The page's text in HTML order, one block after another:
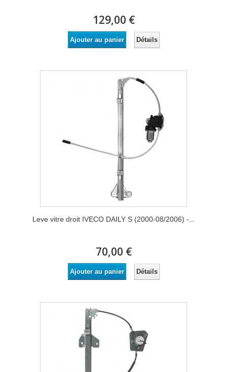
129,00 €
Ajouter au panier Détails
Leve vitre droit IVECO DAILY S (2000-08/2006) -...
70,00 €
Ajouter au panier Détails